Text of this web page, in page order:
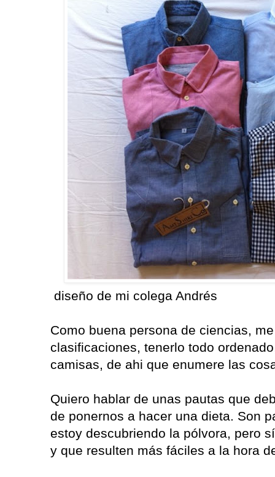
diseño de mi colega Andrés
Como buena persona de ciencias,
clasificaciones, tenerlo todo
camisas, de ahi que enumere las
Quiero hablar de unas pautas que
de ponernos a hacer una dieta. Son
estoy descubriendo la pólvora, pero
y que resulten más fáciles a la hora